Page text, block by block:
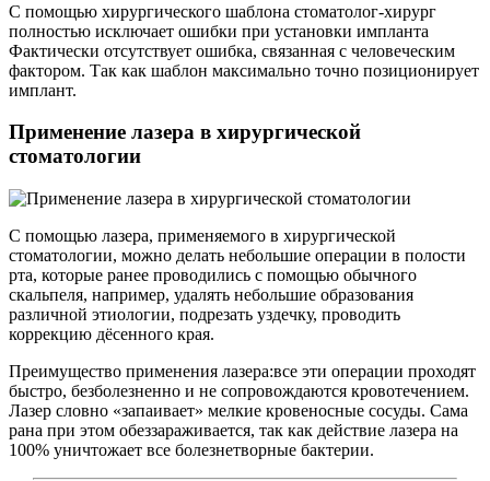
С помощью хирургического шаблона стоматолог-хирург
полностью исключает ошибки при установки импланта
Фактически отсутствует ошибка, связанная с человеческим
фактором. Так как шаблон максимально точно позиционирует
имплант.
Применение лазера в хирургической
стоматологии
С помощью лазера, применяемого в хирургической
стоматологии, можно делать небольшие операции в полости
рта, которые ранее проводились с помощью обычного
скальпеля, например, удалять небольшие образования
различной этиологии, подрезать уздечку, проводить
коррекцию дёсенного края.
Преимущество применения лазера:все эти операции проходят
быстро, безболезненно и не сопровождаются кровотечением.
Лазер словно «запаивает» мелкие кровеносные сосуды. Сама
рана при этом обеззараживается, так как действие лазера на
100% уничтожает все болезнетворные бактерии.